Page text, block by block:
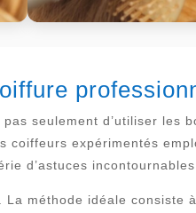
seulement d’utiliser
expérimentés
d’astuces
méthode idéale consiste